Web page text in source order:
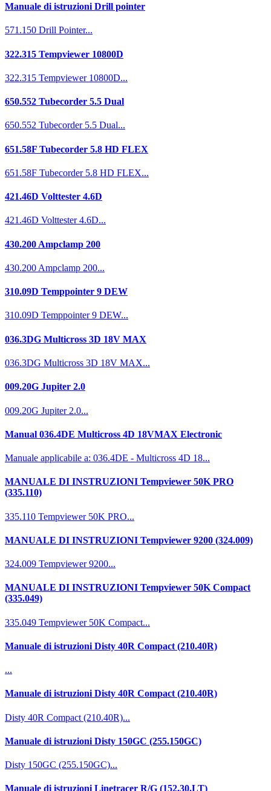
Manuale di istruzioni Drill pointer
571.150 Drill Pointer...
322.315 Tempviewer 10800D
322.315 Tempviewer 10800D...
650.552 Tubecorder 5.5 Dual
650.552 Tubecorder 5.5 Dual...
651.58F Tubecorder 5.8 HD FLEX
651.58F Tubecorder 5.8 HD FLEX...
421.46D Volttester 4.6D
421.46D Volttester 4.6D...
430.200 Ampclamp 200
430.200 Ampclamp 200...
310.09D Temppointer 9 DEW
310.09D Temppointer 9 DEW...
036.3DG Multicross 3D 18V MAX
036.3DG Multicross 3D 18V MAX...
009.20G Jupiter 2.0
009.20G Jupiter 2.0...
Manual 036.4DE Multicross 4D 18VMAX Electronic
Manuale applicabile a: 036.4DE - Multicross 4D 18...
MANUALE DI INSTRUZIONI Tempviewer 50K PRO
(335.110)
335.110 Tempviewer 50K PRO...
MANUALE DI INSTRUZIONI Tempviewer 9200 (324.009)
324.009 Tempviewer 9200...
MANUALE DI INSTRUZIONI Tempviewer 50K Compact
(335.049)
335.049 Tempviewer 50K Compact...
Manuale di istruzioni Disty 40R Compact (210.40R)
...
Manuale di istruzioni Disty 40R Compact (210.40R)
Disty 40R Compact (210.40R)...
Manuale di istruzioni Disty 150GC (255.150GC)
Disty 150GC (255.150GC)...
Manuale di istruzioni Linetracer R/G (152.30.LT)